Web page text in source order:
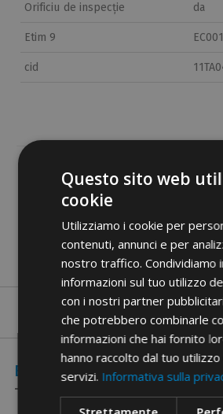
Orificiu de inspecție da
Etim 9
cid
Elemente Codate
Questo sito web
cookie
Utilizziamo i cookie per
contenuti, annunci e per
nostro traffico. Condividiamo
informazioni sul tuo utilizzo
con i nostri partner
che potrebbero combinarle
informazioni che hai fornito
hanno raccolto dal tuo
servizi. Informativa sulla